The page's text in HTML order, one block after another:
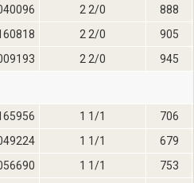
2 2/0
888
2 2/0
905
2 2/0 945
1 1/1
706
1 1/1
679
1 1/1
753